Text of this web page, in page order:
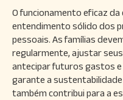
O funcionamento eficaz
entendimento sólido dos
pessoais. As famílias
regularmente, ajustar
antecipar futuros gastos
garante a
também contribui para a